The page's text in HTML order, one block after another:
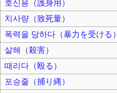
호신용（護身用）
치사량（致死量）
폭력을 당하다（暴力を受ける）
살해（殺害）
때리다（殴る）
포승줄（捕り縄）